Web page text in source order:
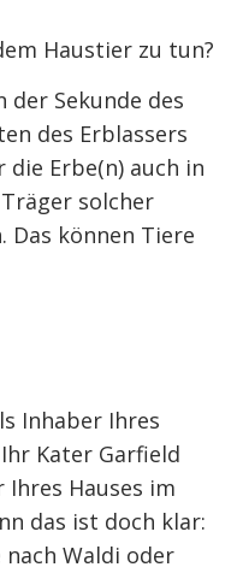
Haustier zu tun?
der Sekunde des
des Erblassers
Erbe(n) auch in
solcher
Das können Tiere
Inhaber Ihres
Kater Garfield
Hauses im
das ist doch klar:
Waldi oder